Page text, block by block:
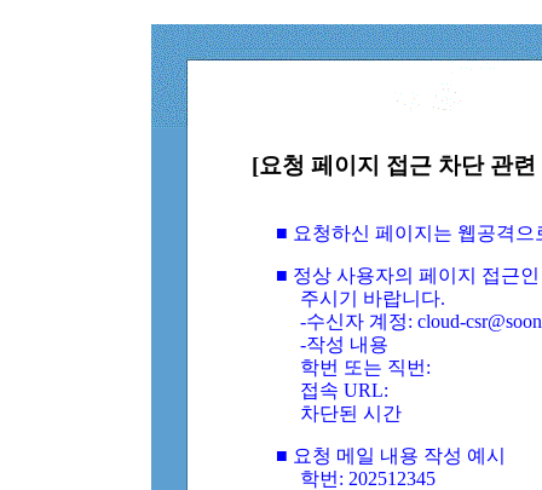
[요청 페이지 접근 차단 관
■ 요청하신 페이지는 웹공격
■ 정상 사용자의 페이지 접근
주시기 바랍니다.
-수신자 계정: cloud-
-작성 내용
학번 또는 직번:
접속 URL:
차단된 시간
■ 요청 메일 내용 작성 예시
학번: 202512345